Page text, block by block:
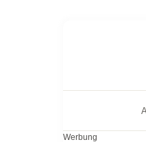
Werbung